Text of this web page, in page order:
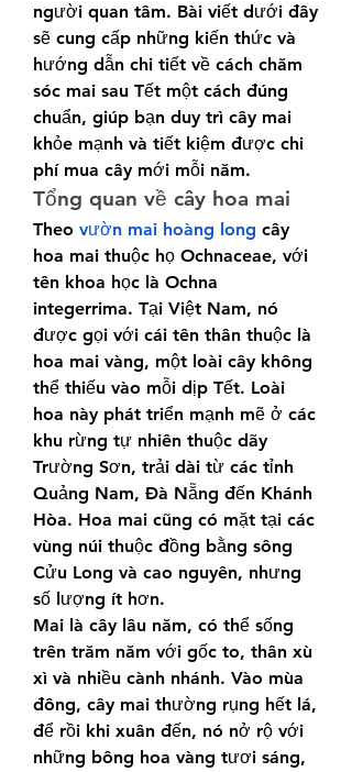
người quan tâm. Bài viết dưới đây
sẽ cung cấp những kiến thức và
hướng dẫn chi tiết về cách chăm
sóc mai sau Tết một cách đúng
chuẩn, giúp bạn duy trì cây mai
khỏe mạnh và tiết kiệm được chi
phí mua cây mới mỗi năm.
Tổng quan về cây hoa mai
Theo vườn mai hoàng long cây
hoa mai thuộc họ Ochnaceae, với
tên khoa học là Ochna
integerrima. Tại Việt Nam, nó
được gọi với cái tên thân thuộc là
hoa mai vàng, một loài cây không
thể thiếu vào mỗi dịp Tết. Loài
hoa này phát triển mạnh mẽ ở các
khu rừng tự nhiên thuộc dãy
Trường Sơn, trải dài từ các tỉnh
Quảng Nam, Đà Nẵng đến Khánh
Hòa. Hoa mai cũng có mặt tại các
vùng núi thuộc đồng bằng sông
Cửu Long và cao nguyên, nhưng
số lượng ít hơn.
Mai là cây lâu năm, có thể sống
trên trăm năm với gốc to, thân xù
xì và nhiều cành nhánh. Vào mùa
đông, cây mai thường rụng hết lá,
để rồi khi xuân đến, nó nở rộ với
những bông hoa vàng tươi sáng,